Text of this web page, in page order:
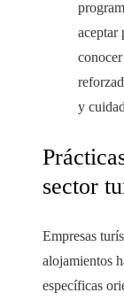
aceptar
y
sector
Empresas
alojamientos
específicas